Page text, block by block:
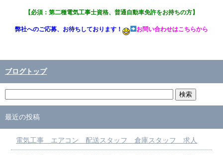
【必須：第二種電気工事士資格、普通自動車免許をお持ちの方】
弊社へのご応募、お待ちしております！ お問い合わせはこちらから
ブログトップ
最近の投稿
電気工事 エアコン 配送スタッフ 倉庫スタッフ 求人